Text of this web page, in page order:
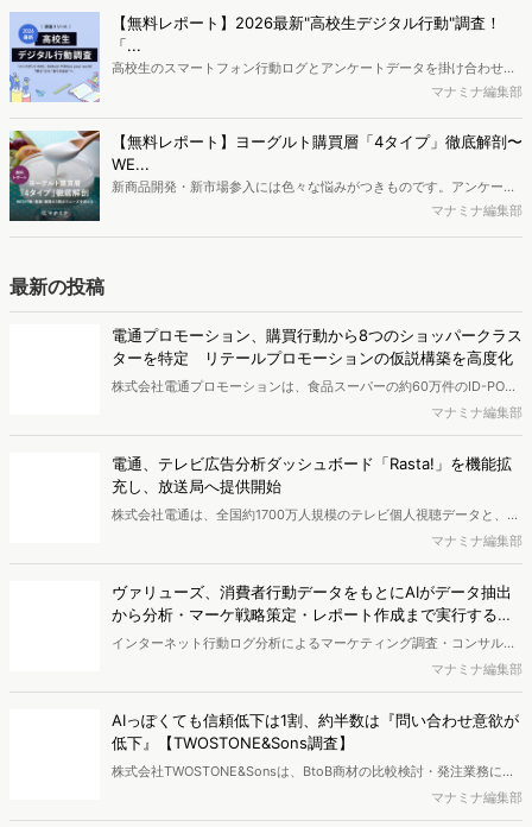
か、また、要因を理解した上で、成果に確実につながるコンテンツを
制作するにはどうするべきなのでしょうか。本レポートはこのような
疑問をお抱えのSEO・Webマーケティングご担当者様におすすめの内
容となっています。※本レポートは記事のフォームから無料でダウン
【無料レポート】2026最新"高校生デジタル行動"調査！
「...
高校生のスマートフォン行動ログとアンケートデータを掛け合わせ、
最新の若年層（高校生）におけるデジタル行動実態やSNSの利用傾向
ち、スマートフォンを取り巻く環境が成熟するなか、新興SNSの台頭
により高校生のデジタルライフスタイルは新たな変化を見せていま
す。※資料は記事内の入力フォームより、ダウンロードいただけま
マナミナ編集部
【無料レポート】ヨーグルト購買層「4タイプ」徹底解剖〜
WE...
新商品開発・新市場参入には色々な悩みがつきものです。アンケート
調査を実施しても、購買実態が不透明、新商品の受容性も判断しきれ
ポートとなっています。※本レポートは記事のフォームから無料でダ
ウンロードできます。
マナミナ編集部
最新の投稿
電通プロモーション、購買行動から8つのショッパークラス
ターを特定 リテールプロモーションの仮説構築を高度化
株式会社電通プロモーションは、食品スーパーの約60万件のID-POS
データと生活者の定性データをAIで分析し、購買行動の特徴に基づい
た8つのショッパークラスターを特定しました。これにより購買時点
における生活者の意識や行動背景の把握が可能となり、リテールプロ
モーションにおけるプランニングの高速化と高精度化を実現できると
いいます。
マナミナ編集部
電通、テレビ広告分析ダッシュボード「Rasta!」を機能拡
充し、放送局へ提供開始
株式会社電通は、全国約1700万人規模のテレビ個人視聴データと、独
自の大規模生活者意識調査データを掛け合わせて、テレビ広告のデー
タ集計や広告効果の分析ができるダッシュボード「Rasta!
（Resourceful Analysis System of TV Audience：ラスタ）」の機能
を拡充し、放送局への提供を開始したことを発表しました。
マナミナ編集部
ヴァリューズ、消費者行動データをもとにAIがデータ抽出
から分析・マーケ戦略策定・レポート作成まで実行する
「Dockpit AIエージェント」を提供開始
インターネット行動ログ分析によるマーケティング調査・コンサルテ
ィングサービスを提供する株式会社ヴァリューズは、国内最大規模
250万人のWeb行動ログデータを基盤としたマーケティングリサーチ
エンジン「Dockpit（ドックピット）」の新機能として、AIが市場分
析から仮説構築、レポート作成までを自律的にサポートする
「Dockpit AIエージェント」の提供を開始いたしました。
マナミナ編集部
AIっぽくても信頼低下は1割、約半数は『問い合わせ意欲が
低下』【TWOSTONE&Sons調査】
株式会社TWOSTONE&Sonsは、BtoB商材の比較検討・発注業務に携
わる担当者を対象に、コンテンツのAIっぽさに関する意識調査を実施
し、結果を公開しました。
マナミナ編集部